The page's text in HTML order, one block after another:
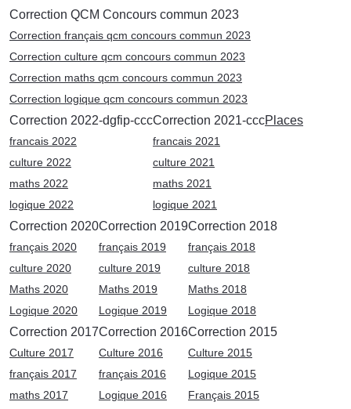
Correction QCM Concours commun 2023
Correction français qcm concours commun 2023
Correction culture qcm concours commun 2023
Correction maths qcm concours commun 2023
Correction logique qcm concours commun 2023
Correction 2022-dgfip-ccc
francais 2022
culture 2022
maths 2022
logique 2022
Correction 2021-ccc
francais 2021
culture 2021
maths 2021
logique 2021
Places
Correction 2020
français 2020
culture 2020
Maths 2020
Logique 2020
Correction 2019
français 2019
culture 2019
Maths 2019
Logique 2019
Correction 2018
français 2018
culture 2018
Maths 2018
Logique 2018
Correction 2017
Culture 2017
français 2017
maths 2017
Correction 2016
Culture 2016
français 2016
Logique 2016
Correction 2015
Culture 2015
Logique 2015
Français 2015